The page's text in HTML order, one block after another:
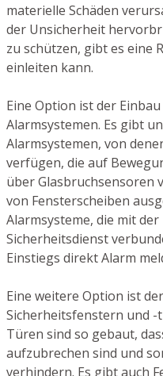
materielle Schäden
der Unsicherheit
zu schützen, gibt es eine
einleiten kann.
Eine Option ist der
Alarmsystemen. Es gibt
Alarmsystemen, von
verfügen, die auf
über Glasbruchsensoren
von Fensterscheiben
Alarmsysteme, die mit
Sicherheitsdienst
Einstiegs direkt Alarm
Eine weitere Option ist
Sicherheitsfenstern und -
Türen sind so gebaut,
aufzubrechen sind und
verhindern. Es gibt auch